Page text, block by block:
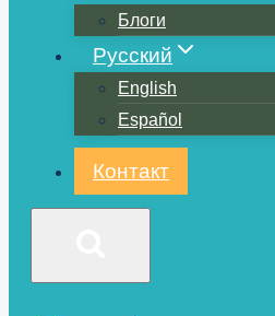
Блоги
Русский
English
Español
Контакт